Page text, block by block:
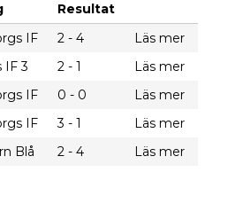
Resultat
IF 2 - 4
Läs mer
IF 3 2 - 1
Läs mer
IF 0 - 0
Läs mer
IF 3 - 1
Läs mer
Blå 2 - 4 Läs mer